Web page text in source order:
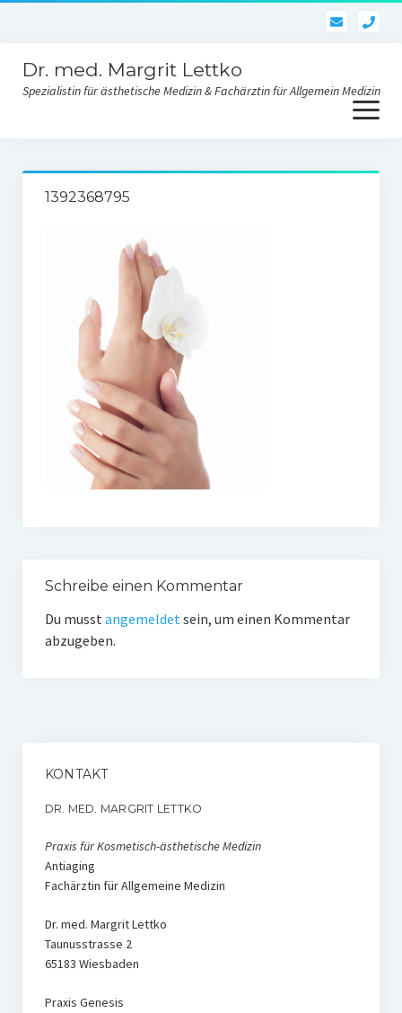
Dr. med. Margrit Lettko
Spezialistin für ästhetische Medizin & Fachärztin für Allgemein Medizin
Menü
öffnen
Dr. med. Lettko
Kontakt Praxis
Ästhetik und Behandlungen
Gesichtsverjüngung
Skinbooster-Hautverjüngung
Fadenlifting des Gesichtes und des Körpers
Fettwegspritze – Injektionslipolyse
Lippenmodellierung
Bruxismus – Zähneknirschen
Plasmatherapie (PRP) oder Vampirlifting
Übermäßiges Schwitzen – Botulinum toxin
Hautpflege
Weitere Produkte
Blog
1392368795
Schreibe einen Kommentar
Du musstangemeldetsein, um einen Kommentar
abzugeben.
KONTAKT
DR. MED. MARGRIT LETTKO
Praxis für Kosmetisch-ästhetische Medizin
Antiaging
Fachärztin für Allgemeine Medizin
Dr. med. Margrit Lettko
Taunusstrasse 2
65183 Wiesbaden
Praxis Genesis